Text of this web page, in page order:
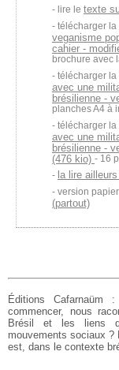
lire le texte
télécharger la
veganisme
cahier -
brochure avec
télécharger la
avec une
brésilienne -
planches A4 à
télécharger la
avec une
brésilienne -
(476 kio) - 16
la lire
version
(partout)
Éditions
commencer, nous
Brésil et les liens
mouvements sociaux ?
est, dans le contexte